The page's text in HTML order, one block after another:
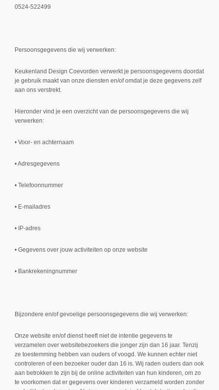
0524-522499
Persoonsgegevens die wij verwerken:
Keukenland Design Coevorden verwerkt je persoonsgegevens doordat
je gebruik maakt van onze diensten en/of omdat je deze gegevens zelf
aan ons verstrekt.
Hieronder vind je een overzicht van de persoonsgegevens die wij
verwerken:
• Voor- en achternaam
• Adresgegevens
• Telefoonnummer
• E-mailadres
• IP-adres
• Gegevens over jouw activiteiten op onze website
• Bankrekeningnummer
Bijzondere en/of gevoelige persoonsgegevens die wij verwerken:
Onze website en/of dienst heeft niet de intentie gegevens te
verzamelen over websitebezoekers die jonger zijn dan 16 jaar. Tenzij
ze toestemming hebben van ouders of voogd. We kunnen echter niet
controleren of een bezoeker ouder dan 16 is. Wij raden ouders dan ook
aan betrokken te zijn bij de online activiteiten van hun kinderen, om zo
te voorkomen dat er gegevens over kinderen verzameld worden zonder